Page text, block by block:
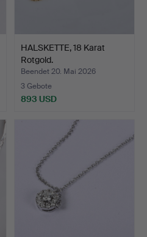
HALSKETTE, 18 Karat
Rotgold.
Beendet 20. Mai 2026
3 Gebote
893 USD